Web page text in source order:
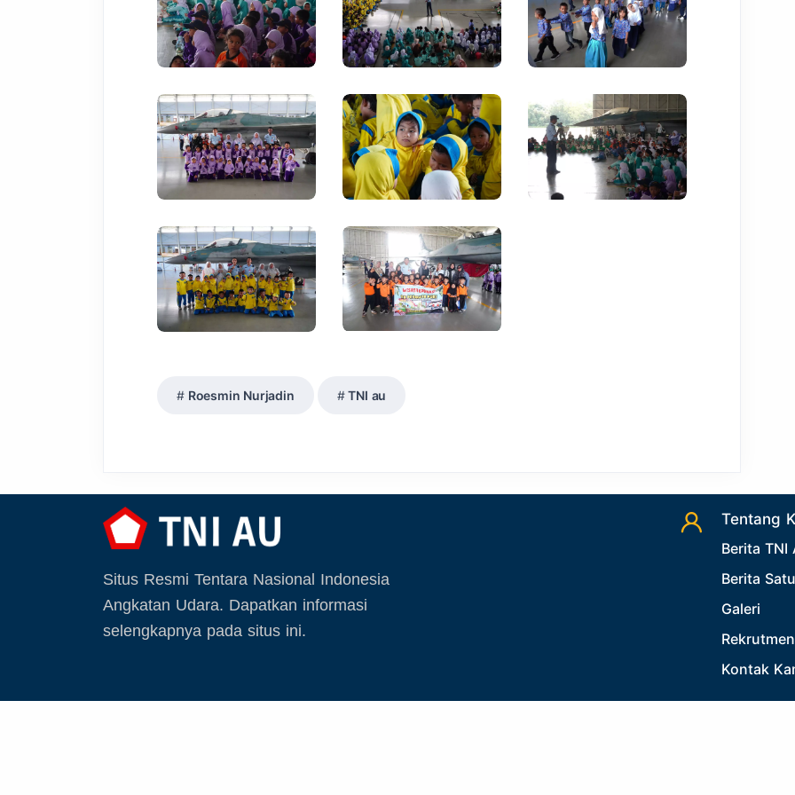
Roesmin Nurjadin TNI au
Situs Resmi Tentara Nasional Indonesia
Angkatan Udara. Dapatkan informasi
selengkapnya pada situs ini.
Tentang
Berita TNI
Berita
Galeri
Rekrutmen
Kontak